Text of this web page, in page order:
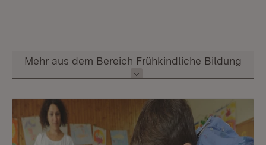
Inhalt auswählen
Mehr aus dem Bereich Frühkindliche Bildung